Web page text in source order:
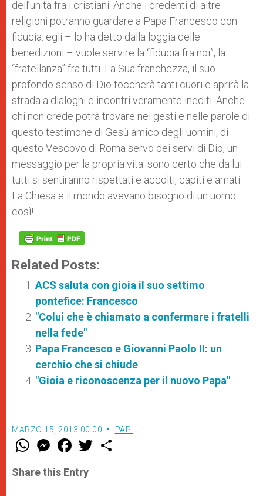
dell’unità fra i cristiani. Anche i credenti di altre
religioni potranno guardare a Papa Francesco con
fiducia: egli – lo ha detto dalla loggia delle
benedizioni – vuole servire la “fiducia fra noi”, la
“fratellanza” fra tutti. La Sua franchezza, il suo
profondo senso di Dio toccherà tanti cuori e aprirà la
strada a dialoghi e incontri veramente inediti. Anche
chi non crede potrà trovare nei gesti e nelle parole di
questo testimone di Gesù amico degli uomini, di
questo Vescovo di Roma servo dei servi di Dio, un
messaggio per la propria vita: sono certo che da lui
tutti si sentiranno rispettati e accolti, capiti e amati.
La Chiesa e il mondo avevano bisogno di un uomo
così!
Related Posts:
ACS saluta con gioia il suo settimo
pontefice: Francesco
"Colui che è chiamato a confermare i fratelli
nella fede"
Papa Francesco e Giovanni Paolo II: un
cerchio che si chiude
"Gioia e riconoscenza per il nuovo Papa"
MARZO 15, 2013 00:00 PAPI
W
t
s
M
e
s
e
F
a
e
b
w
Share this Entry